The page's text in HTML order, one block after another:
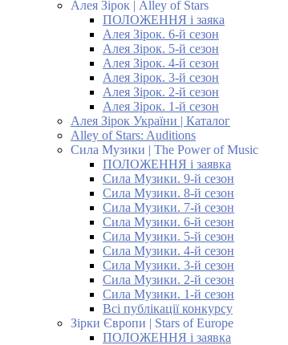
Алея Зірок | Alley of Stars
ПОЛОЖЕННЯ і заяка
Алея Зірок. 6-й сезон
Алея Зірок. 5-й сезон
Алея Зірок. 4-й сезон
Алея Зірок. 3-й сезон
Алея Зірок. 2-й сезон
Алея Зірок. 1-й сезон
Алея Зірок України | Каталог
Alley of Stars: Auditions
Сила Музики | The Power of Music
ПОЛОЖЕННЯ і заявка
Сила Музики. 9-й сезон
Сила Музики. 8-й сезон
Сила Музики. 7-й сезон
Сила Музики. 6-й сезон
Сила Музики. 5-й сезон
Сила Музики. 4-й сезон
Сила Музики. 3-й сезон
Сила Музики. 2-й сезон
Сила Музики. 1-й сезон
Всі публікації конкурсу
Зірки Європи | Stars of Europe
ПОЛОЖЕННЯ і заявка